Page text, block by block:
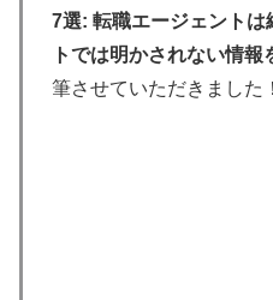
7選: 転職エージェントは
トでは明かされない情報
筆させていただきました！